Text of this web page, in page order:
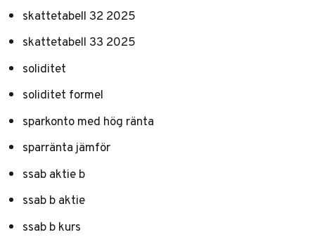
skattetabell 32 2025
skattetabell 33 2025
soliditet
soliditet formel
sparkonto med hög ränta
sparränta jämför
ssab aktie b
ssab b aktie
ssab b kurs